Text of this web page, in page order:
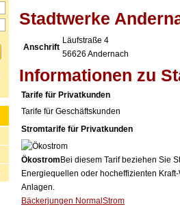
Stadtwerke
Anschrift
Läufstraße 4
56626 Andernach
Informationen zu
Tarife für Privatkunden
Tarife für Geschäftskunden
Stromtarife für Privatkunden
Ökostrom Bei diesem Tarif beziehen Sie
Energiequellen oder hocheffizienten
Anlagen.
Bäckerjungen NormalStrom